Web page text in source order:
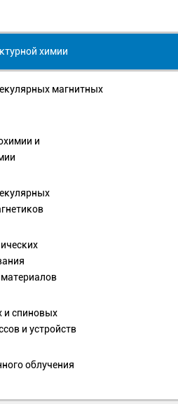
химии
магнитных
и
и спиновых
и устройств
облучения